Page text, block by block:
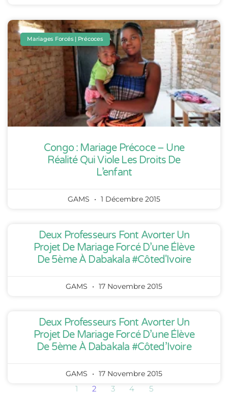
Mariages Forcés | Précoces
Congo : Mariage Précoce – Une
Réalité Qui Viole Les Droits De
L’enfant
GAMS 1 Décembre 2015
Deux Professeurs Font Avorter Un
Projet De Mariage Forcé D’une Élève
De 5ème À Dabakala #Côted'Ivoire
GAMS 17 Novembre 2015
Deux Professeurs Font Avorter Un
Projet De Mariage Forcé D’une Élève
De 5ème À Dabakala #Côted’Ivoire
GAMS 17 Novembre 2015
1 2 3 4 5